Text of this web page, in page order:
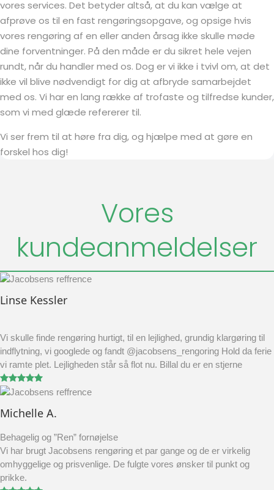
vores services. Det betyder altså, at du kan vælge at
afprøve os til en fast rengøringsopgave, og opsige hvis
vores rengøring af en eller anden årsag ikke skulle møde
dine forventninger. På den måde er du sikret hele vejen
rundt, når du handler med os. Dog er vi ikke i tvivl om, at det
ikke vil blive nødvendigt for dig at afbryde samarbejdet
med os. Vi har en lang række af trofaste og tilfredse kunder,
som vi med glæde refererer til.
Vi ser frem til at høre fra dig, og hjælpe med at gøre en
forskel hos dig!
Vores
kundeanmeldelser
Linse Kessler
Vi skulle finde rengøring hurtigt, til en lejlighed, grundig klargøring til
indflytning, vi googlede og fandt @jacobsens_rengoring Hold da ferie
vi ramte plet. Lejligheden står så flot nu. Billal du er en stjerne
Michelle A.
Behagelig og ”Ren” fornøjelse
Vi har brugt Jacobsens rengøring et par gange og de er virkelig
omhyggelige og prisvenlige. De fulgte vores ønsker til punkt og
prikke.